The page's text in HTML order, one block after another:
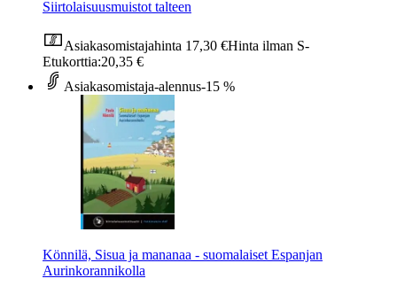
Siirtolaisuusmuistot talteen
Asiakasomistajahinta 17,30 €Hinta ilman S-
Etukorttia:20,35 €
Asiakasomistaja-alennus-15 %
Könnilä, Sisua ja mananaa - suomalaiset Espanjan
Aurinkorannikolla